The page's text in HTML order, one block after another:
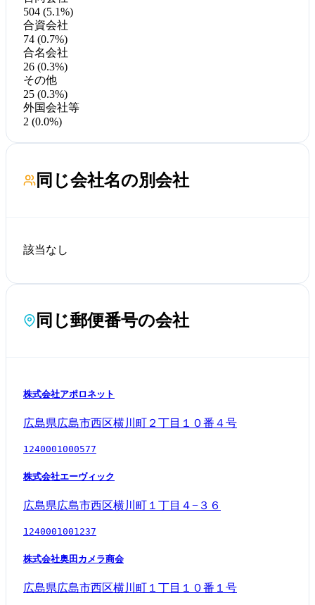
504 (5.1%)
合資会社
74 (0.7%)
合名会社
26 (0.3%)
その他
25 (0.3%)
外国会社等
2 (0.0%)
同じ会社名の別会社
該当なし
同じ郵便番号の会社
株式会社アポロネット
広島県広島市西区横川町２丁目１０番４号
1240001000577
株式会社エーヴィック
広島県広島市西区横川町１丁目４−３６
1240001001237
株式会社奥田カメラ商会
広島県広島市西区横川町１丁目１０番１号